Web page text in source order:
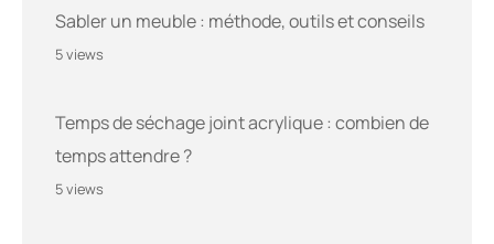
Sabler un meuble : méthode, outils et conseils
5 views
Temps de séchage joint acrylique : combien de
temps attendre ?
5 views